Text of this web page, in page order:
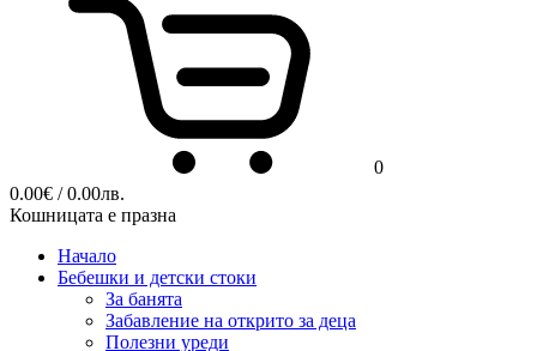
0
0.00€ / 0.00лв.
Кошницата е празна
Начало
Бебешки и детски стоки
За банята
Забавление на открито за деца
Полезни уреди